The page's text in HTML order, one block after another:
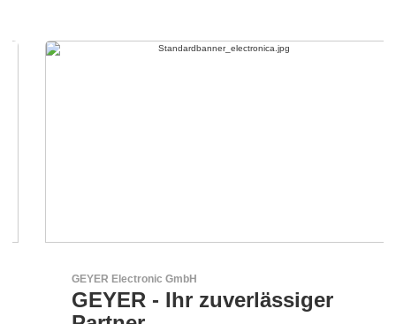
GEYER Electronic GmbH
GEYER - Ihr zuverlässiger